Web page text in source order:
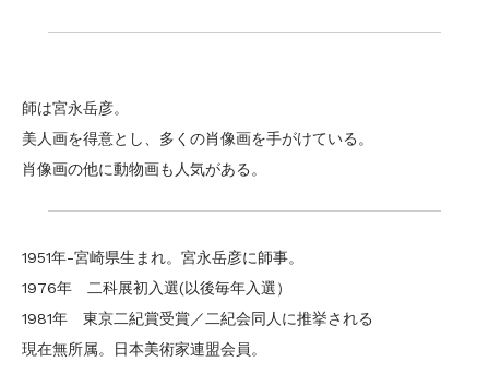
師は宮永岳彦。
美人画を得意とし、多くの肖像画を手がけている。
肖像画の他に動物画も人気がある。
1951年-宮崎県生まれ。宮永岳彦に師事。
1976年 二科展初入選(以後毎年入選）
1981年 東京二紀賞受賞／二紀会同人に推挙される
現在無所属。日本美術家連盟会員。